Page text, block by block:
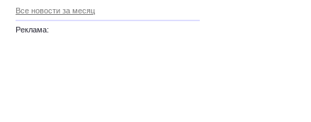
Все новости за месяц
Реклама: